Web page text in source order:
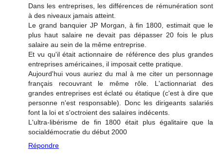
Dans les entreprises, les différences de rémunération sont
à des niveaux jamais atteint.
Le grand banquier JP Morgan, à fin 1800, estimait que le
plus haut salaire ne devait pas dépasser 20 fois le plus
salaire au sein de la même entreprise.
Et vu qu'il était actionnaire de référence des plus grandes
entreprises américaines, il imposait cette pratique.
Aujourd'hui vous auriez du mal à me citer un personnage
français recouvrant le même rôle. L'actionnariat des
grandes entreprises est éclaté ou étatique (c'est à dire que
personne n'est responsable). Donc les dirigeants salariés
font la loi et s'octroient des salaires indécents.
L'ultra-libérisme de fin 1800 était plus égalitaire que la
socialdémocratie du début 2000
Répondre